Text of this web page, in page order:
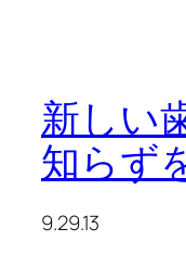
新しい
知らず
9.29.13